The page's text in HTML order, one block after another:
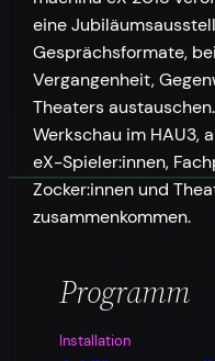
eine
Gesprächsformate,
Vergangenheit,
Theaters
Werkschau im HAU3,
eX-Spieler:innen,
Zocker:innen und
zusammenkommen.
Programm
Installation